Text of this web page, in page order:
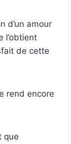
d’un amour
l’obtient
de cette
rend encore
que